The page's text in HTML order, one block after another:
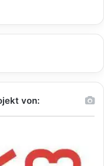
von: